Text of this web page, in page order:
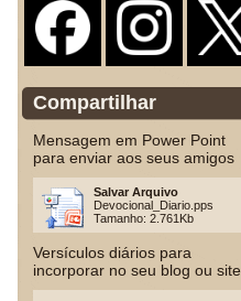
Compartilhar
Mensagem em Power Point
para enviar aos seus amigos
Salvar Arquivo
Devocional_Diario.pps
Tamanho: 2.761Kb
Versículos diários para
incorporar no seu blog ou site